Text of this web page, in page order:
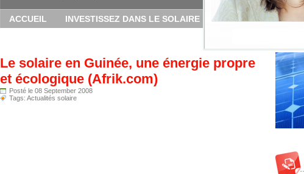
ACCUEIL INVESTISSEZ DANS LE SOLAIRE
Le solaire en Guinée, une énergie propre
et écologique (Afrik.com)
Posté le 08 September 2008
Tags: Actualités solaire